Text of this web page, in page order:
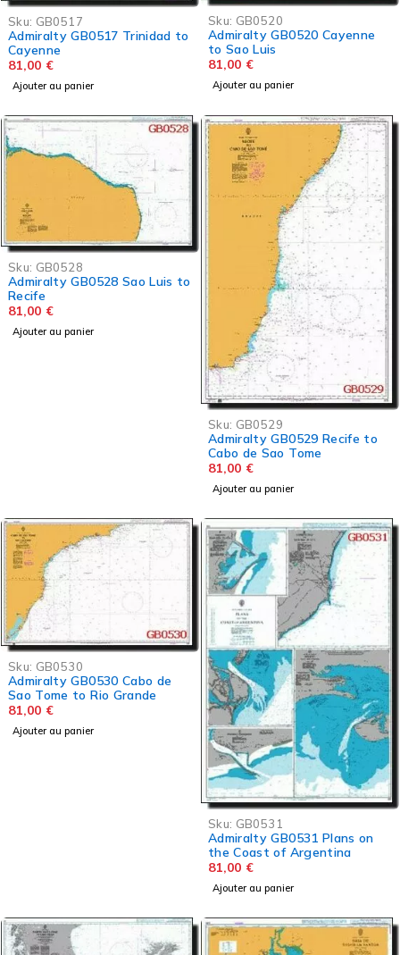
Sku: GB0517
Admiralty GB0517 Trinidad to
Cayenne
81,00 €
Ajouter au panier
Sku: GB0520
Admiralty GB0520 Cayenne
to Sao Luis
81,00 €
Ajouter au panier
Sku: GB0528
Admiralty GB0528 Sao Luis to
Recife
81,00 €
Ajouter au panier
Sku: GB0529
Admiralty GB0529 Recife to
Cabo de Sao Tome
81,00 €
Ajouter au panier
Sku: GB0530
Admiralty GB0530 Cabo de
Sao Tome to Rio Grande
81,00 €
Ajouter au panier
Sku: GB0531
Admiralty GB0531 Plans on
the Coast of Argentina
81,00 €
Ajouter au panier